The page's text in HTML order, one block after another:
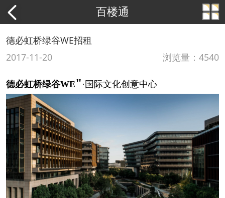
百楼通
德必虹桥绿谷WE招租
2017-11-20
浏览量：4540
德必虹桥绿谷WE" ·国际文化创意中心